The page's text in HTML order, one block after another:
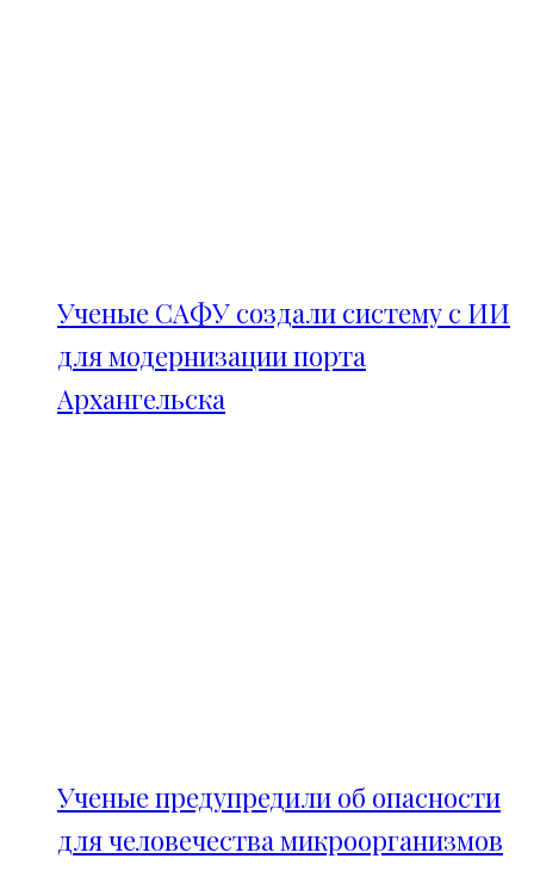
Ученые САФУ создали систему с ИИ
для модернизации порта
Архангельска
Ученые предупредили об опасности
для человечества микроорганизмов